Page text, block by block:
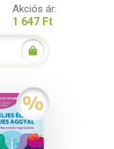
Akciós ár:
1 647 Ft